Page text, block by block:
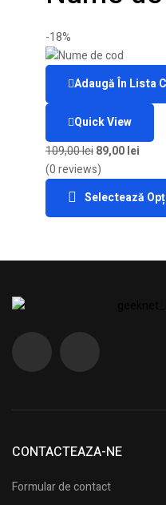
-18%
Adaugă În Lista
Quick View
109,00lei89,00lei
(0 reviews)
Selectează
CONTACTEAZA-NE
Formular de contact